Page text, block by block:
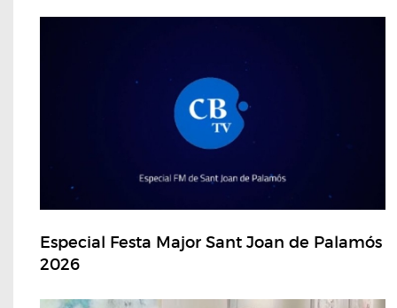
Especial Festa Major Sant Joan de Palamós
2026